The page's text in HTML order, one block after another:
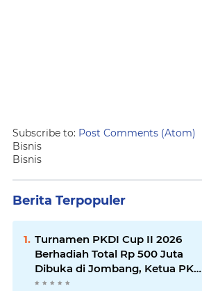
Subscribe to: Post Comments (Atom)
Bisnis
Bisnis
Berita Terpopuler
Turnamen PKDI Cup II 2026
Berhadiah Total Rp 500 Juta
Dibuka di Jombang, Ketua PKDI
Jatim Syaifullah Mahdi: Ajang